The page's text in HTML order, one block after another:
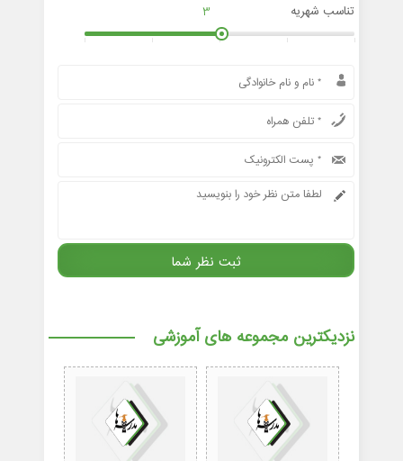
تناسب شهریه 3
نزدیکترین مجموعه های آموزشی